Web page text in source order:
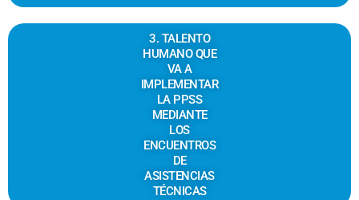
3. TALENTO
HUMANO QUE
VA A
IMPLEMENTAR
LA PPSS
MEDIANTE
LOS
ENCUENTROS
DE
ASISTENCIAS
TÉCNICAS